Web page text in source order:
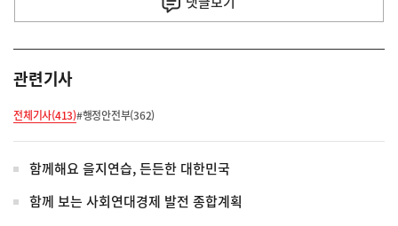
관련기사
전체기사(413)#행정안전부(362)
함께해요 을지연습, 든든한 대한민국
함께 보는 사회연대경제 발전 종합계획